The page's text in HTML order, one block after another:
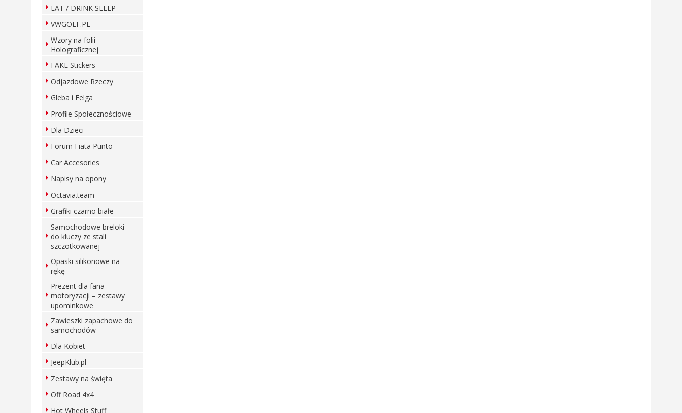
EAT / DRINK SLEEP
VWGOLF.PL
Wzory na folii
Holograficznej
FAKE Stickers
Odjazdowe Rzeczy
Gleba i Felga
Profile Społecznościowe
Dla Dzieci
Forum Fiata Punto
Car Accesories
Napisy na opony
Octavia.team
Grafiki czarno białe
Samochodowe breloki
do kluczy ze stali
szczotkowanej
Opaski silikonowe na
rękę
Prezent dla fana
motoryzacji – zestawy
upominkowe
Zawieszki zapachowe do
samochodów
Dla Kobiet
JeepKlub.pl
Zestawy na święta
Off Road 4x4
Hot Wheels Stuff